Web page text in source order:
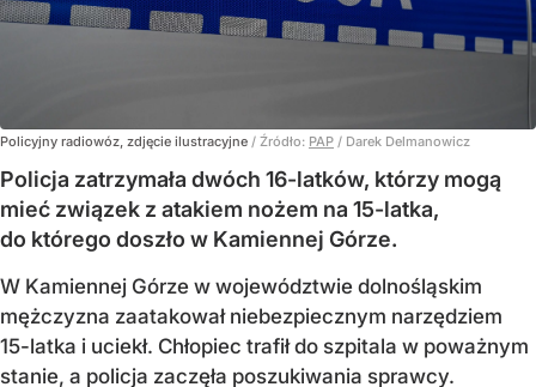
Policyjny radiowóz, zdjęcie ilustracyjne / Źródło: PAP / Darek Delmanowicz
Policja zatrzymała dwóch 16-latków, którzy mogą
mieć związek z atakiem nożem na 15-latka,
do którego doszło w Kamiennej Górze.
W Kamiennej Górze w województwie dolnośląskim
mężczyzna zaatakował niebezpiecznym narzędziem
15-latka i uciekł. Chłopiec trafił do szpitala w poważnym
stanie, a policja zaczęła poszukiwania sprawcy.